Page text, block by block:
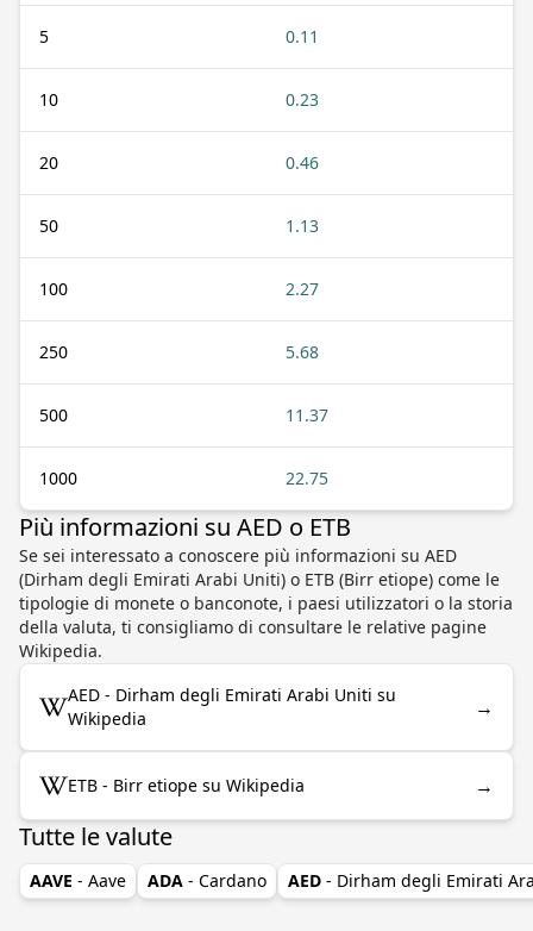
5 0.11
10 0.23
20 0.46
50 1.13
100 2.27
250 5.68
500 11.37
1000 22.75
Più informazioni su AED o ETB
Se sei interessato a conoscere più informazioni su AED
(Dirham degli Emirati Arabi Uniti) o ETB (Birr etiope) come le
tipologie di monete o banconote, i paesi utilizzatori o la storia
della valuta, ti consigliamo di consultare le relative pagine
Wikipedia.
AED - Dirham degli Emirati Arabi Uniti su
Wikipedia
→
ETB - Birr etiope su Wikipedia →
Tutte le valute
AAVE - Aave ADA - Cardano AED - Dirham degli Emirati